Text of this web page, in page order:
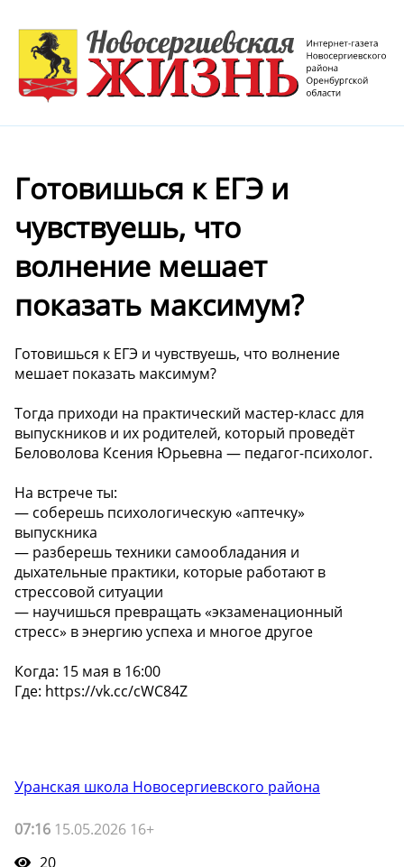
Готовишься к ЕГЭ и
чувствуешь, что
волнение мешает
показать максимум?
Готовишься к ЕГЭ и чувствуешь, что волнение
мешает показать максимум?
Тогда приходи на практический мастер-класс для
выпускников и их родителей, который проведёт
Беловолова Ксения Юрьевна — педагог-психолог.
На встрече ты:
— соберешь психологическую «аптечку»
выпускника
— разберешь техники самообладания и
дыхательные практики, которые работают в
стрессовой ситуации
— научишься превращать «экзаменационный
стресс» в энергию успеха и многое другое
Когда: 15 мая в 16:00
Где: https://vk.cc/cWC84Z
Уранская школа Новосергиевского района
07:16 15.05.2026 16+
20